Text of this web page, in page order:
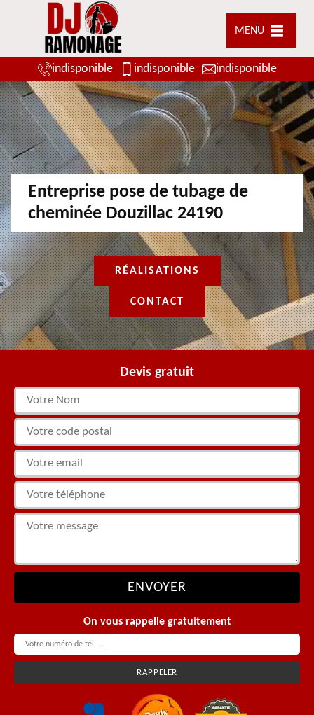
MENU
indisponible indisponible indisponible
Entreprise pose de tubage de
cheminée Douzillac 24190
RÉALISATIONS
CONTACT
Devis gratuit
On vous rappelle gratuitement